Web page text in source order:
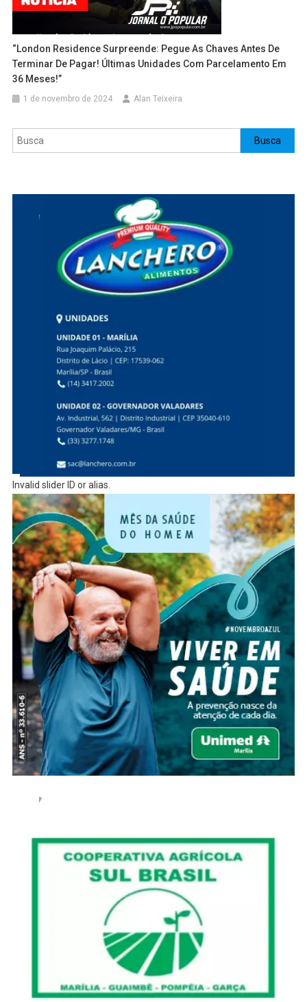
“London Residence Surpreende: Pegue As Chaves Antes De
Terminar De Pagar! Últimas Unidades Com Parcelamento Em
36 Meses!”
1 de novembro de 2024 Alan Teixeira
Pesquisar Busca
Invalid slider ID or alias.